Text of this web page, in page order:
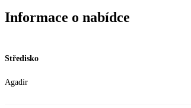
Informace o nabídce
Středisko
Agadir